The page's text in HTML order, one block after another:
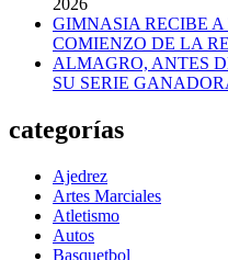
2026
GIMNASIA RECIBE
COMIENZO DE LA
ALMAGRO, ANTES
SU SERIE
categorías
Ajedrez
Artes Marciales
Atletismo
Autos
Basquetbol